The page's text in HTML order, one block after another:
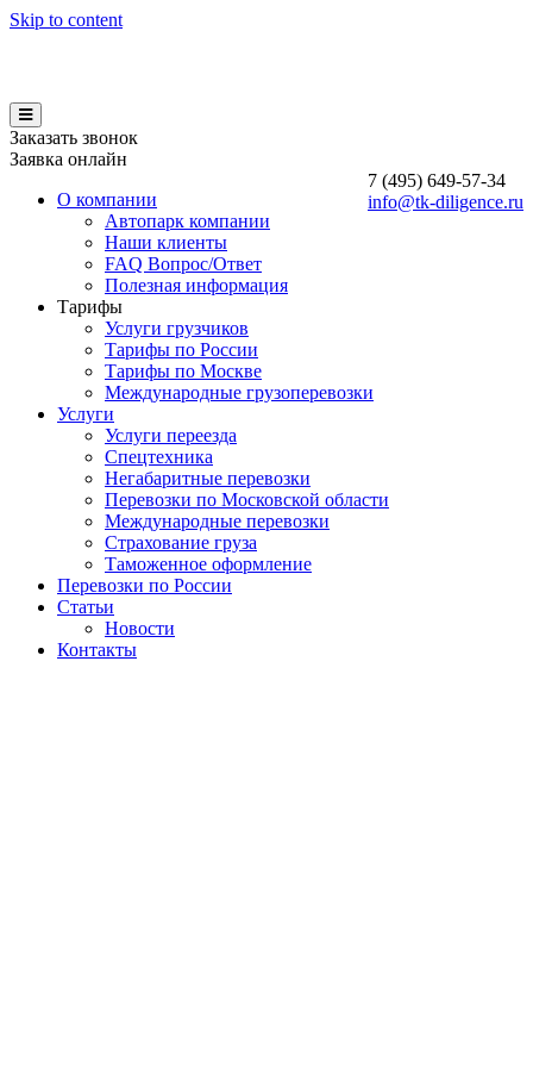
Skip to content
Заказать звонок
Заявка онлайн
7 (495) 649-57-34
info@tk-diligence.ru
О компании
Автопарк компании
Наши клиенты
FAQ Вопрос/Ответ
Полезная информация
Тарифы
Услуги грузчиков
Тарифы по России
Тарифы по Москве
Международные грузоперевозки
Услуги
Услуги переезда
Спецтехника
Негабаритные перевозки
Перевозки по Московской области
Международные перевозки
Страхование груза
Таможенное оформление
Перевозки по России
Статьи
Новости
Контакты